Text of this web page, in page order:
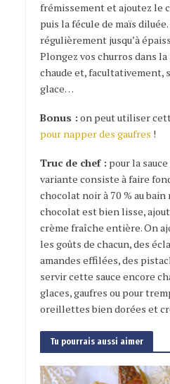
frémissement et ajoutez le
puis la fécule de maïs
régulièrement jusqu’à
Plongez vos churros dans
chaude et, facultativement,
glace…
Bonus : on peut utiliser
pour napper des gaufres !
Truc de chef : pour la
variante consiste à faire
chocolat noir à 70 % au bain
chocolat est bien lisse,
crème fraîche entière. On
les goûts de chacun, des
amandes effilées, des
servir cette sauce encore
glaces, gaufres ou pour
oreillettes bien dorées et
Tu pourrais aussi aimer